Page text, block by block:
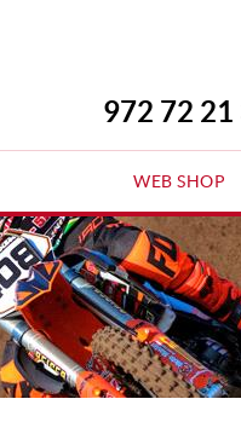
972 72 21
WEB SHOP